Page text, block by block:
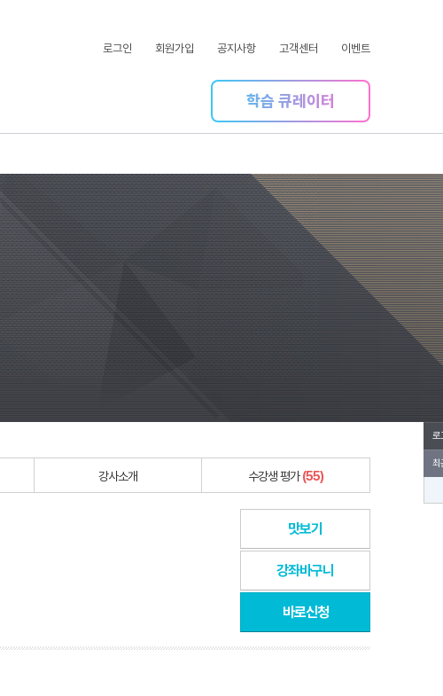
로그인 회원가입 공지사항 고객센터 이벤트
학습 큐레이터
강사소개 수강생 평가(55)
맛보기
강좌바구니
바로신청
로
최